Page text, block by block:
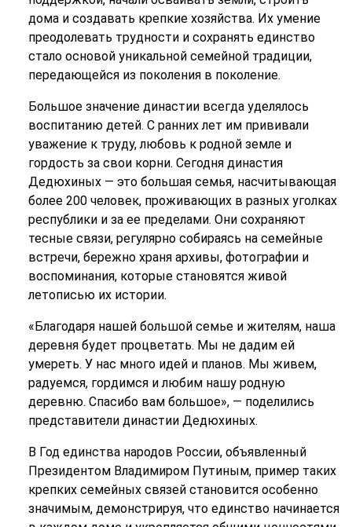
дома и создавать крепкие хозяйства. Их умение
преодолевать трудности и сохранять единство
стало основой уникальной семейной традиции,
передающейся из поколения в поколение.
Большое значение династии всегда уделялось
воспитанию детей. С ранних лет им прививали
уважение к труду, любовь к родной земле и
гордость за свои корни. Сегодня династия
Дедюхиных — это большая семья, насчитывающая
более 200 человек, проживающих в разных уголках
республики и за ее пределами. Они сохраняют
тесные связи, регулярно собираясь на семейные
встречи, бережно храня архивы, фотографии и
воспоминания, которые становятся живой
летописью их истории.
«Благодаря нашей большой семье и жителям, наша
деревня будет процветать. Мы не дадим ей
умереть. У нас много идей и планов. Мы живем,
радуемся, гордимся и любим нашу родную
деревню. Спасибо вам большое», — поделились
представители династии Дедюхиных.
В Год единства народов России, объявленный
Президентом Владимиром Путиным, пример таких
крепких семейных связей становится особенно
значимым, демонстрируя, что единство начинается